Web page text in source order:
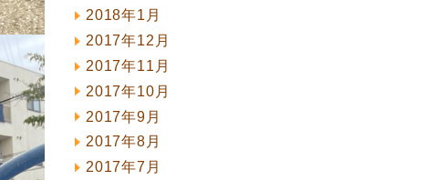
2018年1月
2017年12月
2017年11月
2017年10月
2017年9月
2017年8月
2017年7月